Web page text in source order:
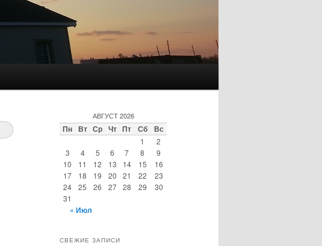
АВГУСТ 2026
Пн Вт Ср Чт Пт Сб Вс
1
2
3
4 5 6 7 8
9
10
11 12 13 14 15
16
17
18 19 20 21 22
23
24
25 26 27 28 29
30
31
« Июл
СВЕЖИЕ ЗАПИСИ